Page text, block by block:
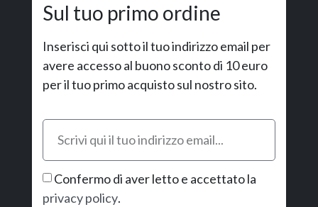
Sul tuo primo ordine
Inserisci qui sotto il tuo indirizzo email per
avere accesso al buono sconto di 10 euro
per il tuo primo acquisto sul nostro sito.
Confermo di aver letto e accettato la
privacy policy.